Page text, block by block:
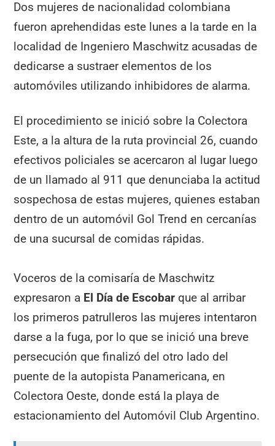
Dos mujeres de nacionalidad colombiana
fueron aprehendidas este lunes a la tarde en la
localidad de Ingeniero Maschwitz acusadas de
dedicarse a sustraer elementos de los
automóviles utilizando inhibidores de alarma.
El procedimiento se inició sobre la Colectora
Este, a la altura de la ruta provincial 26, cuando
efectivos policiales se acercaron al lugar luego
de un llamado al 911 que denunciaba la actitud
sospechosa de estas mujeres, quienes estaban
dentro de un automóvil Gol Trend en cercanías
de una sucursal de comidas rápidas.
Voceros de la comisaría de Maschwitz
expresaron a El Día de Escobar que al arribar
los primeros patrulleros las mujeres intentaron
darse a la fuga, por lo que se inició una breve
persecución que finalizó del otro lado del
puente de la autopista Panamericana, en
Colectora Oeste, donde está la playa de
estacionamiento del Automóvil Club Argentino.